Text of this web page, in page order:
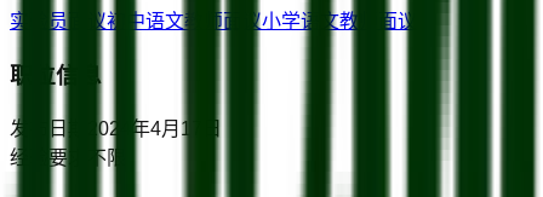
实验员 面议初中语文教师面议小学语文教师 面议
职位信息
发布日期
2024年4月17日
经验要求
不限